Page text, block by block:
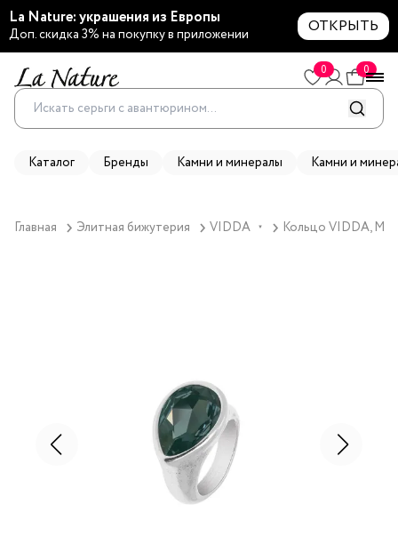
La Nature: украшения из Европы
Доп. скидка 3% на покупку в приложении ОТКРЫТЬ
0 0
Каталог Бренды Камни и минералы Камни и
Главная Элитная бижутерия VIDDA ▼ Кольцо VIDDA,